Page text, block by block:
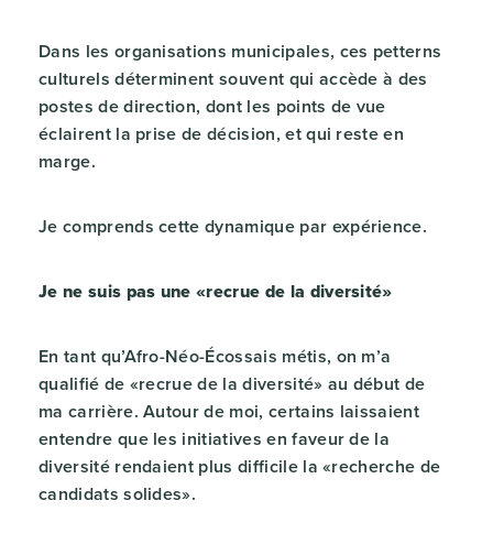
Dans les organisations municipales, ces petterns
culturels déterminent souvent qui accède à des
postes de direction, dont les points de vue
éclairent la prise de décision, et qui reste en
marge.
Je comprends cette dynamique par expérience.
Je ne suis pas une «recrue de la diversité»
En tant qu’Afro-Néo-Écossais métis, on m’a
qualifié de «recrue de la diversité» au début de
ma carrière. Autour de moi, certains laissaient
entendre que les initiatives en faveur de la
diversité rendaient plus difficile la «recherche de
candidats solides».